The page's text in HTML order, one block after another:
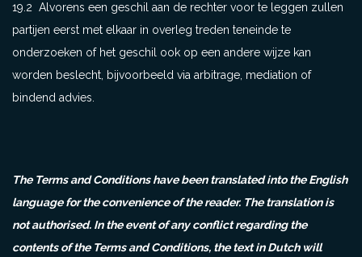
19.2 Alvorens een geschil aan de rechter voor te leggen zullen
partijen eerst met elkaar in overleg treden teneinde te
onderzoeken of het geschil ook op een andere wijze kan
worden beslecht, bijvoorbeeld via arbitrage, mediation of
bindend advies.
The Terms and Conditions have been translated into the English
language for the convenience of the reader. The translation is
not authorised. In the event of any conflict regarding the
contents of the Terms and Conditions, the text in Dutch will